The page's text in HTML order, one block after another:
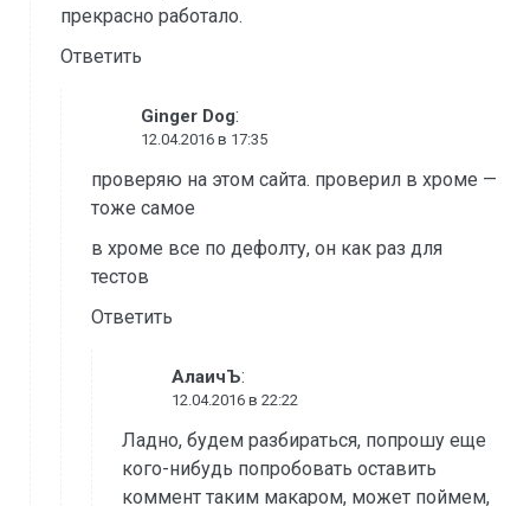
прекрасно работало.
Ответить
Ginger Dog:
12.04.2016 в 17:35
проверяю на этом сайта. проверил в хроме —
тоже самое
в хроме все по дефолту, он как раз для
тестов
Ответить
АлаичЪ:
12.04.2016 в 22:22
Ладно, будем разбираться, попрошу еще
кого-нибудь попробовать оставить
коммент таким макаром, может поймем,